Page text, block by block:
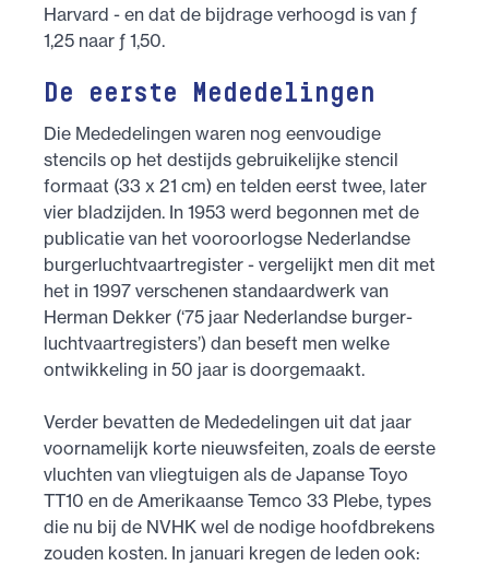
Harvard - en dat de bijdrage verhoogd is van ƒ
1,25 naar ƒ 1,50.
De eerste Mededelingen
Die Mededelingen waren nog eenvoudige
stencils op het destijds gebruikelijke stencil
formaat (33 x 21 cm) en telden eerst twee, later
vier bladzijden. In 1953 werd begonnen met de
publicatie van het vooroorlogse Nederlandse
burgerluchtvaartregister - vergelijkt men dit met
het in 1997 verschenen standaardwerk van
Herman Dekker (‘75 jaar Nederlandse burger­
lucht­vaart­registers’) dan beseft men welke
ontwikkeling in 50 jaar is doorgemaakt.
Verder bevatten de Mededelingen uit dat jaar
voornamelijk korte nieuwsfeiten, zoals de eerste
vluchten van vliegtuigen als de Japanse Toyo
TT10 en de Amerikaanse Temco 33 Plebe, types
die nu bij de NVHK wel de nodige hoofdbrekens
zouden kosten. In januari kregen de leden ook: